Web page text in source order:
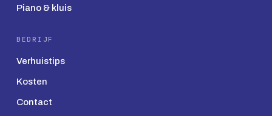
Piano & kluis
BEDRIJF
Verhuistips
Kosten
Contact